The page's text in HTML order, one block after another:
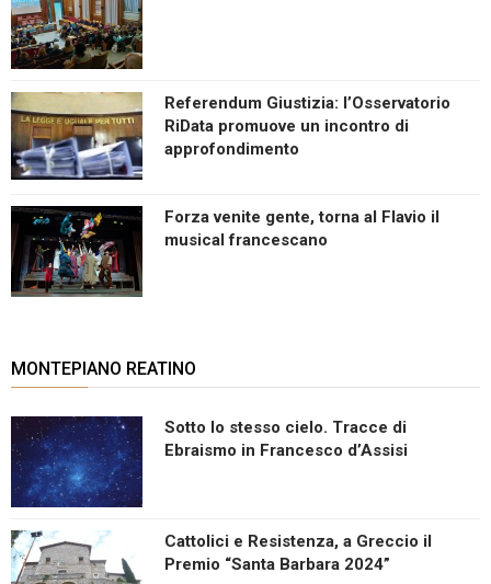
Referendum Giustizia: l’Osservatorio
RiData promuove un incontro di
approfondimento
Forza venite gente, torna al Flavio il
musical francescano
MONTEPIANO REATINO
Sotto lo stesso cielo. Tracce di
Ebraismo in Francesco d’Assisi
Cattolici e Resistenza, a Greccio il
Premio “Santa Barbara 2024”